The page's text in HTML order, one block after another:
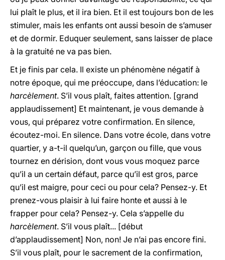
lui plaît le plus, et il ira bien. Et il est toujours bon de les
stimuler, mais les enfants ont aussi besoin de s’amuser
et de dormir. Eduquer seulement, sans laisser de place
à la gratuité ne va pas bien.
Et je finis par cela. Il existe un phénomène négatif à
notre époque, qui me préoccupe, dans l’éducation: le
harcèlement. S’il vous plaît, faites attention. [grand
applaudissement] Et maintenant, je vous demande à
vous, qui préparez votre confirmation. En silence,
écoutez-moi. En silence. Dans votre école, dans votre
quartier, y a-t-il quelqu’un, garçon ou fille, que vous
tournez en dérision, dont vous vous moquez parce
qu’il a un certain défaut, parce qu’il est gros, parce
qu’il est maigre, pour ceci ou pour cela? Pensez-y. Et
prenez-vous plaisir à lui faire honte et aussi à le
frapper pour cela? Pensez-y. Cela s’appelle du
harcèlement. S’il vous plaît... [début
d’applaudissement] Non, non! Je n’ai pas encore fini.
S’il vous plaît, pour le sacrement de la confirmation,